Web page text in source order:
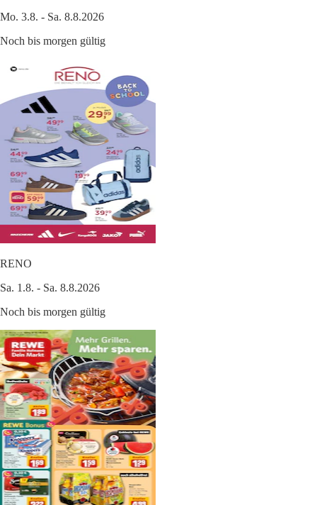
Mo. 3.8. - Sa. 8.8.2026
Noch bis morgen gültig
RENO
Sa. 1.8. - Sa. 8.8.2026
Noch bis morgen gültig